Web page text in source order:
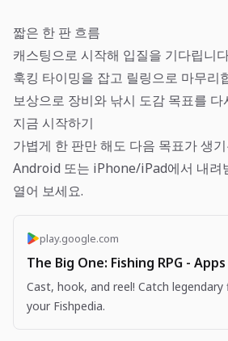
짧은 한 판 흐름
캐스팅으로 시작해 입질을 기다립니
훅킹 타이밍을 잡고 릴링으로 마무리
보상으로 장비와 낚시 도감 목표를 다
지금 시작하기
가볍게 한 판만 해도 다음 목표가 생
Android 또는 iPhone/iPad에서 내려
열어 보세요.
play.google.com
The Big One: Fishing RPG -
Cast, hook, and reel! Catch
your Fishpedia.